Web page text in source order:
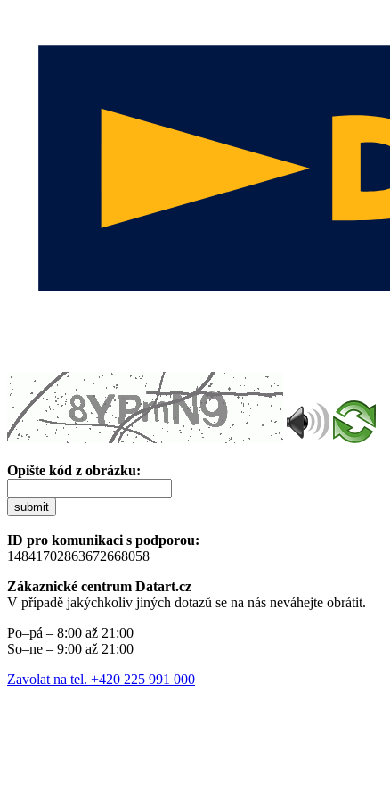
Opište kód z obrázku:
submit
ID pro komunikaci s podporou:
14841702863672668058
Zákaznické centrum Datart.cz
V případě jakýchkoliv jiných dotazů se na nás neváhejte obrátit.
Po–pá – 8:00 až 21:00
So–ne – 9:00 až 21:00
Zavolat na tel. +420 225 991 000